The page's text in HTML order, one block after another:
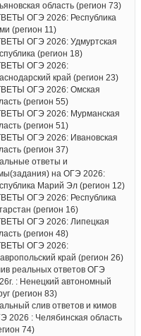
область (регион 73)
ОГЭ 2026: Республика
(регион 11)
ОГЭ 2026: Удмуртская
(регион 18)
ОГЭ 2026:
край (регион 23)
ОГЭ 2026: Омская
(регион 55)
ОГЭ 2026: Мурманская
(регион 51)
ОГЭ 2026: Ивановская
(регион 37)
ответы и
на ОГЭ 2026:
Марий Эл (регион 12)
ОГЭ 2026: Республика
(регион 16)
ОГЭ 2026: Липецкая
(регион 48)
ОГЭ 2026:
край (регион 26)
реальных ответов ОГЭ
: Ненецкий автономный
(регион 83)
слив ответов и кимов
2026 : Челябинская область
74)